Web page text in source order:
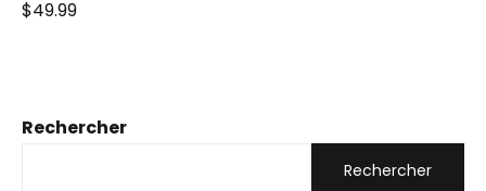
Rechercher
Rechercher
o
$49.99